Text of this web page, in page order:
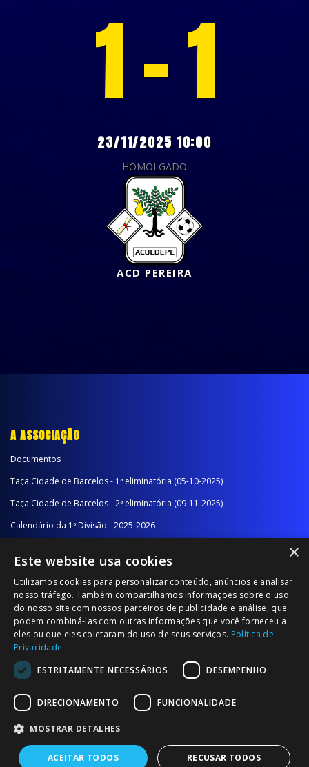
1 - 1
23/11/2025 10:00
HOMOLGADO
ACD PEREIRA
A ASSOCIAÇÃO
Documentos
Taça Cidade de Barcelos - 1ª eliminatória (05-10-2025)
Taça Cidade de Barcelos - 2ª eliminatória (09-11-2025)
Calendário da 1ª Divisão - 2025-2026
Calendário da 2ª Divisão - Série B - 2025-2026
Calendário da Época
NOTÍCIAS/COMUNICADOS
Notícias
Comunicados
© 2026 Associação Futebol Popular Barcelos
×
Este website usa cookies
Utilizamos cookies para personalizar conteúdo, anúncios e analisar
nosso tráfego. Também compartilhamos informações sobre o uso
do nosso site com nossos parceiros de publicidade e análise, que
podem combiná-las com outras informações que você forneceu a
eles ou que eles coletaram do uso de seus serviços. Política de
Privacidade
ESTRITAMENTE NECESSÁRIOS
DESEMPENHO
DIRECIONAMENTO FUNCIONALIDADE
MOSTRAR DETALHES
ACEITAR TODOS RECUSAR TODOS